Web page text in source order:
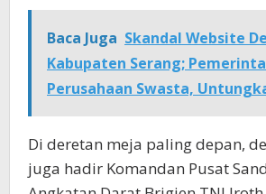
Baca Juga Skandal Website
Kabupaten Serang;
Perusahaan Swasta,
Di deretan meja paling depan,
juga hadir Komandan Pusat